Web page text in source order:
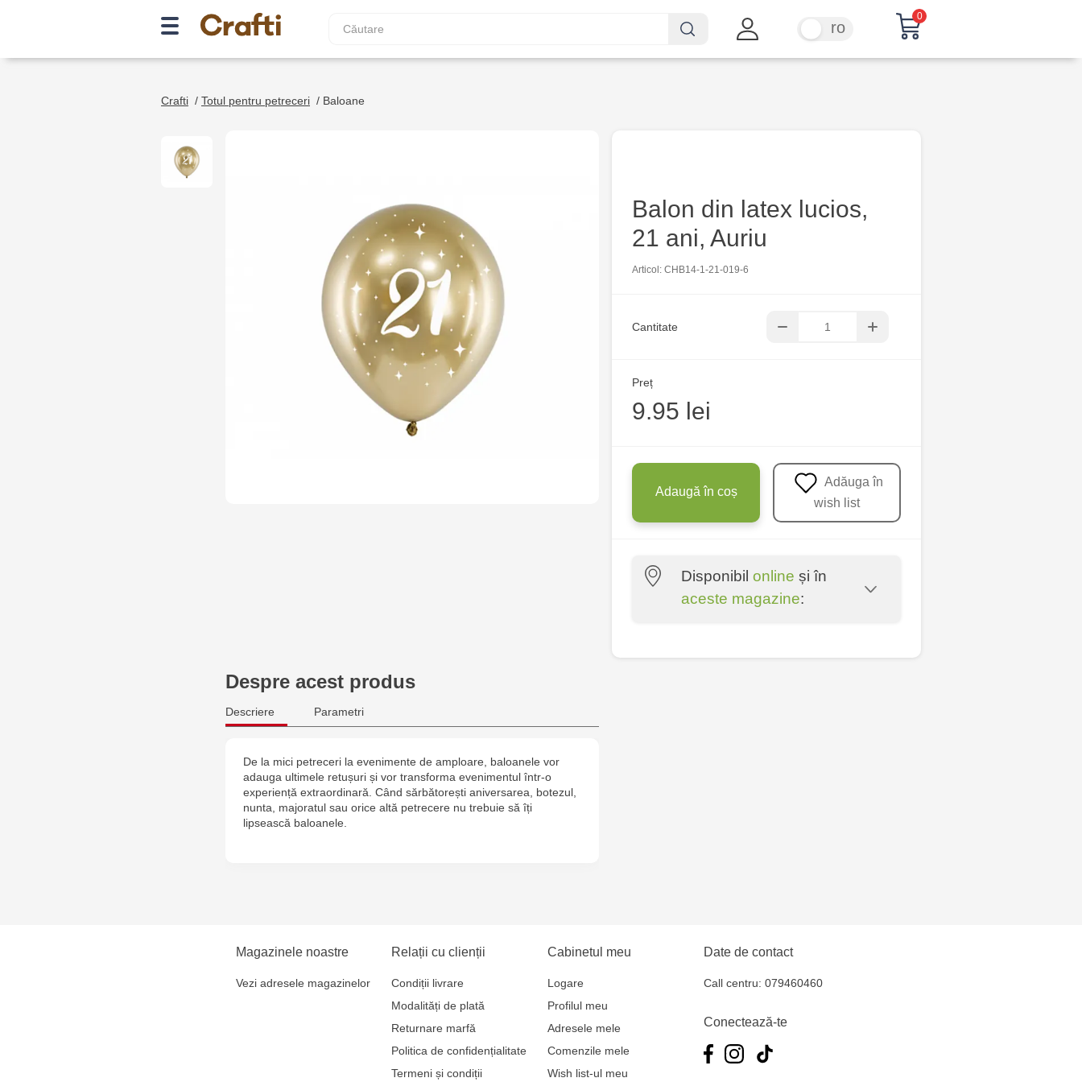
ro
0
Crafti / Totul pentru petreceri / Baloane
Balon din latex lucios,
21 ani, Auriu
Articol: CHB14-1-21-019-6
Cantitate
Preț
9.95 lei
Adaugă în coș
wish list
Disponibil online și în
aceste magazine:
Despre acest produs
Descriere Parametri
De la mici petreceri la evenimente de amploare, baloanele vor
adauga ultimele retușuri și vor transforma evenimentul într-o
experiență extraordinară. Când sărbătorești aniversarea, botezul,
nunta, majoratul sau orice altă petrecere nu trebuie să îți
lipsească baloanele.
Magazinele noastre
Vezi adresele magazinelor
Relații cu clienții
Condiții livrare
Modalități de plată
Returnare marfă
Politica de confidențialitate
Termeni și condiții
Cabinetul meu
Logare
Profilul meu
Adresele mele
Comenzile mele
Wish list-ul meu
Date de contact
Call centru: 079460460
Conectează-te